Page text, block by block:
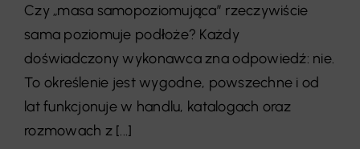
Czy „masa samopoziomująca” rzeczywiście
sama poziomuje podłoże? Każdy
doświadczony wykonawca zna odpowiedź: nie.
To określenie jest wygodne, powszechne i od
lat funkcjonuje w handlu, katalogach oraz
rozmowach z [...]